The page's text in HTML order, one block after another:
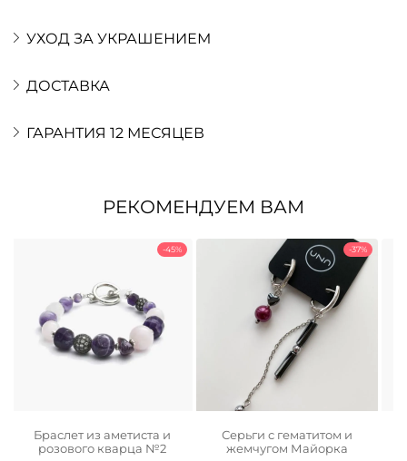
УХОД ЗА УКРАШЕНИЕМ
ДОСТАВКА
ГАРАНТИЯ 12 МЕСЯЦЕВ
РЕКОМЕНДУЕМ ВАМ
-45%
Браслет из аметиста и
розового кварца №2
-37%
Серьги с гематитом и
жемчугом Майорка